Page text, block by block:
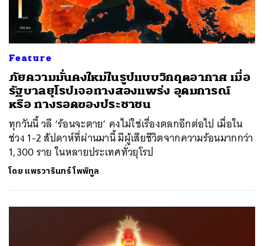
Feature
ภัยความมั่นคงใหม่ในรูปแบบวิกฤตอากาศ เมื่อ
รัฐบาลยุโรปเจอทางสองแพร่ง อุดมการณ์
หรือ ทางรอดของประชาชน
ทุกวันนี้ วลี ‘ร้อนจะตาย’ คงไม่ใช่เรื่องตลกอีกต่อไป เมื่อใน
ช่วง 1-2 สัปดาห์ที่ผ่านมานี้ มีผู้เสียชีวิตจากความร้อนมากกว่า
1,300 ราย ในหลายประเทศทั่วยุโรป
โดย แพรวารินทร์ โพพิทูล